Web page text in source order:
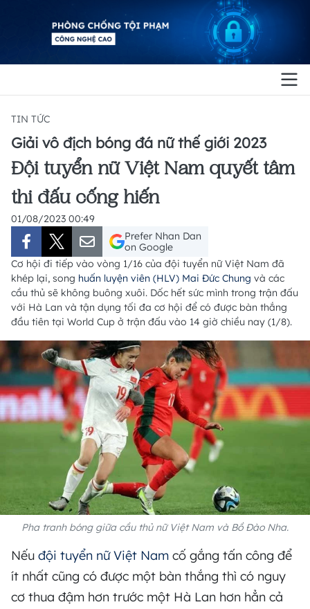
TIN TỨC
Giải vô địch bóng đá nữ thế giới 2023
Đội tuyển nữ Việt Nam quyết tâm
thi đấu cống hiến
01/08/2023 00:49
Prefer Nhan Dan
on Google
Cơ hội đi tiếp vào vòng 1/16 của đội tuyển nữ Việt Nam đã
khép lại, song huấn luyện viên (HLV) Mai Đức Chung và các
cầu thủ sẽ không buông xuôi. Dốc hết sức mình trong trận đấu
với Hà Lan và tận dụng tối đa cơ hội để có được bàn thắng
đầu tiên tại World Cup ở trận đấu vào 14 giờ chiều nay (1/8).
Pha tranh bóng giữa cầu thủ nữ Việt Nam và Bồ Đào Nha.
Nếu đội tuyển nữ Việt Nam cố gắng tấn công để
ít nhất cũng có được một bàn thắng thì có nguy
cơ thua đậm hơn trước một Hà Lan hơn hẳn cả